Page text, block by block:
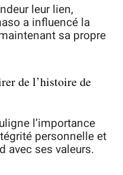
leur lien,
a influencé la
sa propre
de l’histoire de
l’importance
personnelle et
avec ses valeurs.